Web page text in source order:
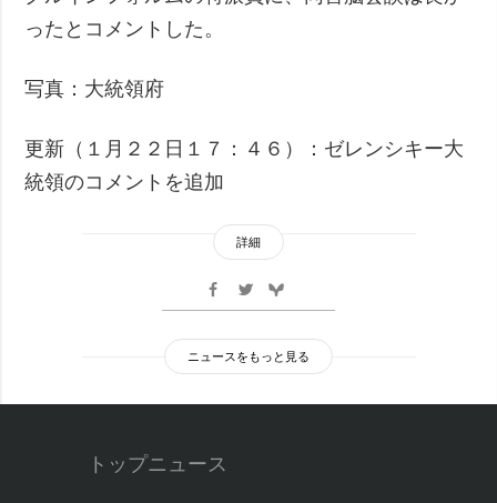
ったとコメントした。
写真：大統領府
更新（１月２２日１７：４６）：ゼレンシキー大
統領のコメントを追加
詳細
ニュースをもっと見る
トップニュース